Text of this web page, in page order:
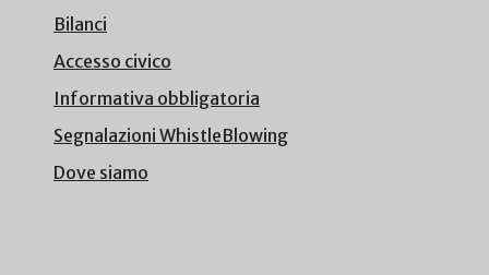
Bilanci
Accesso civico
Informativa obbligatoria
Segnalazioni WhistleBlowing
Dove siamo